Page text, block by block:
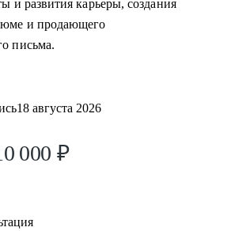
перерыве в карьере, в том числе
персонал
и развития карьеры, создания
и продающего
письма.
18 августа 2026
000 ₽